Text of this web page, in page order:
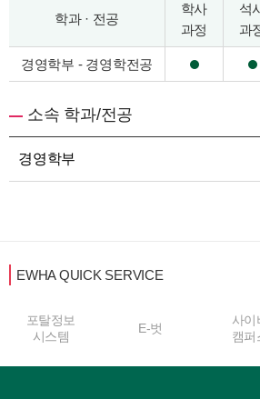
학과 · 전공
학사
과정
석
과
경영학부 - 경영학전공
소속 학과/전공
경영학부
EWHA QUICK SERVICE
포탈정보
시스템
E-벗
사이
캠퍼